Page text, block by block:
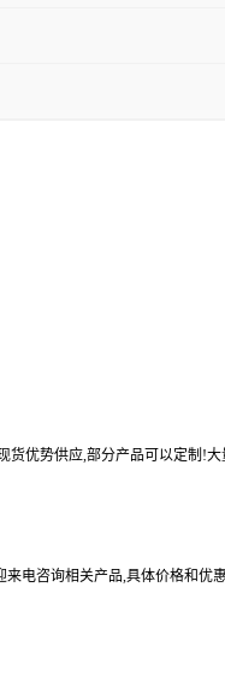
优势供应,部分产品可以定制!
电咨询相关产品,具体价格和优